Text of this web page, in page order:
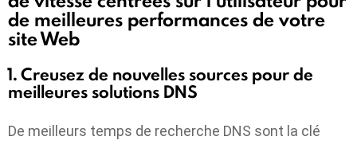
de meilleures performances de votre
site Web
1. Creusez de nouvelles sources pour de
meilleures solutions DNS
De meilleurs temps de recherche DNS sont la clé